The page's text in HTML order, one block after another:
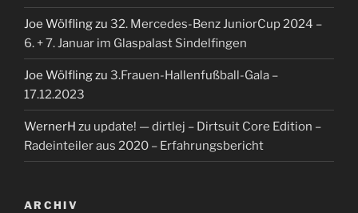
Joe Wölflingzu 32. Mercedes-Benz JuniorCup 2024 –
6. + 7. Januar im Glaspalast Sindelfingen
Joe Wölflingzu 3.Frauen-Hallenfußball-Gala –
17.12.2023
WernerH zu update! — dirtlej – Dirtsuit Core Edition –
Radeinteiler aus 2020 – Erfahrungsbericht
ARCHIV